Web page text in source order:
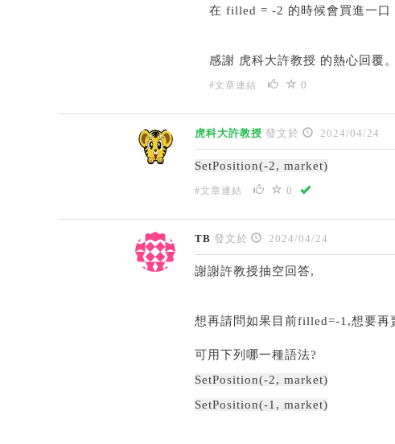
在 filled = -2 的時候會買進一
感謝 虎科大許教授 的熱心回覆。
#文章連結 0
虎科大許教授 發文於 2024/04/24
SetPosition(-2, market)
#文章連結 0
TB 發文於 2024/04/24
謝謝許教授抽空回答,
想再請問如果目前filled=-1,想要再
可用下列哪一種語法?
SetPosition(-2, market)
SetPosition(-1, market)